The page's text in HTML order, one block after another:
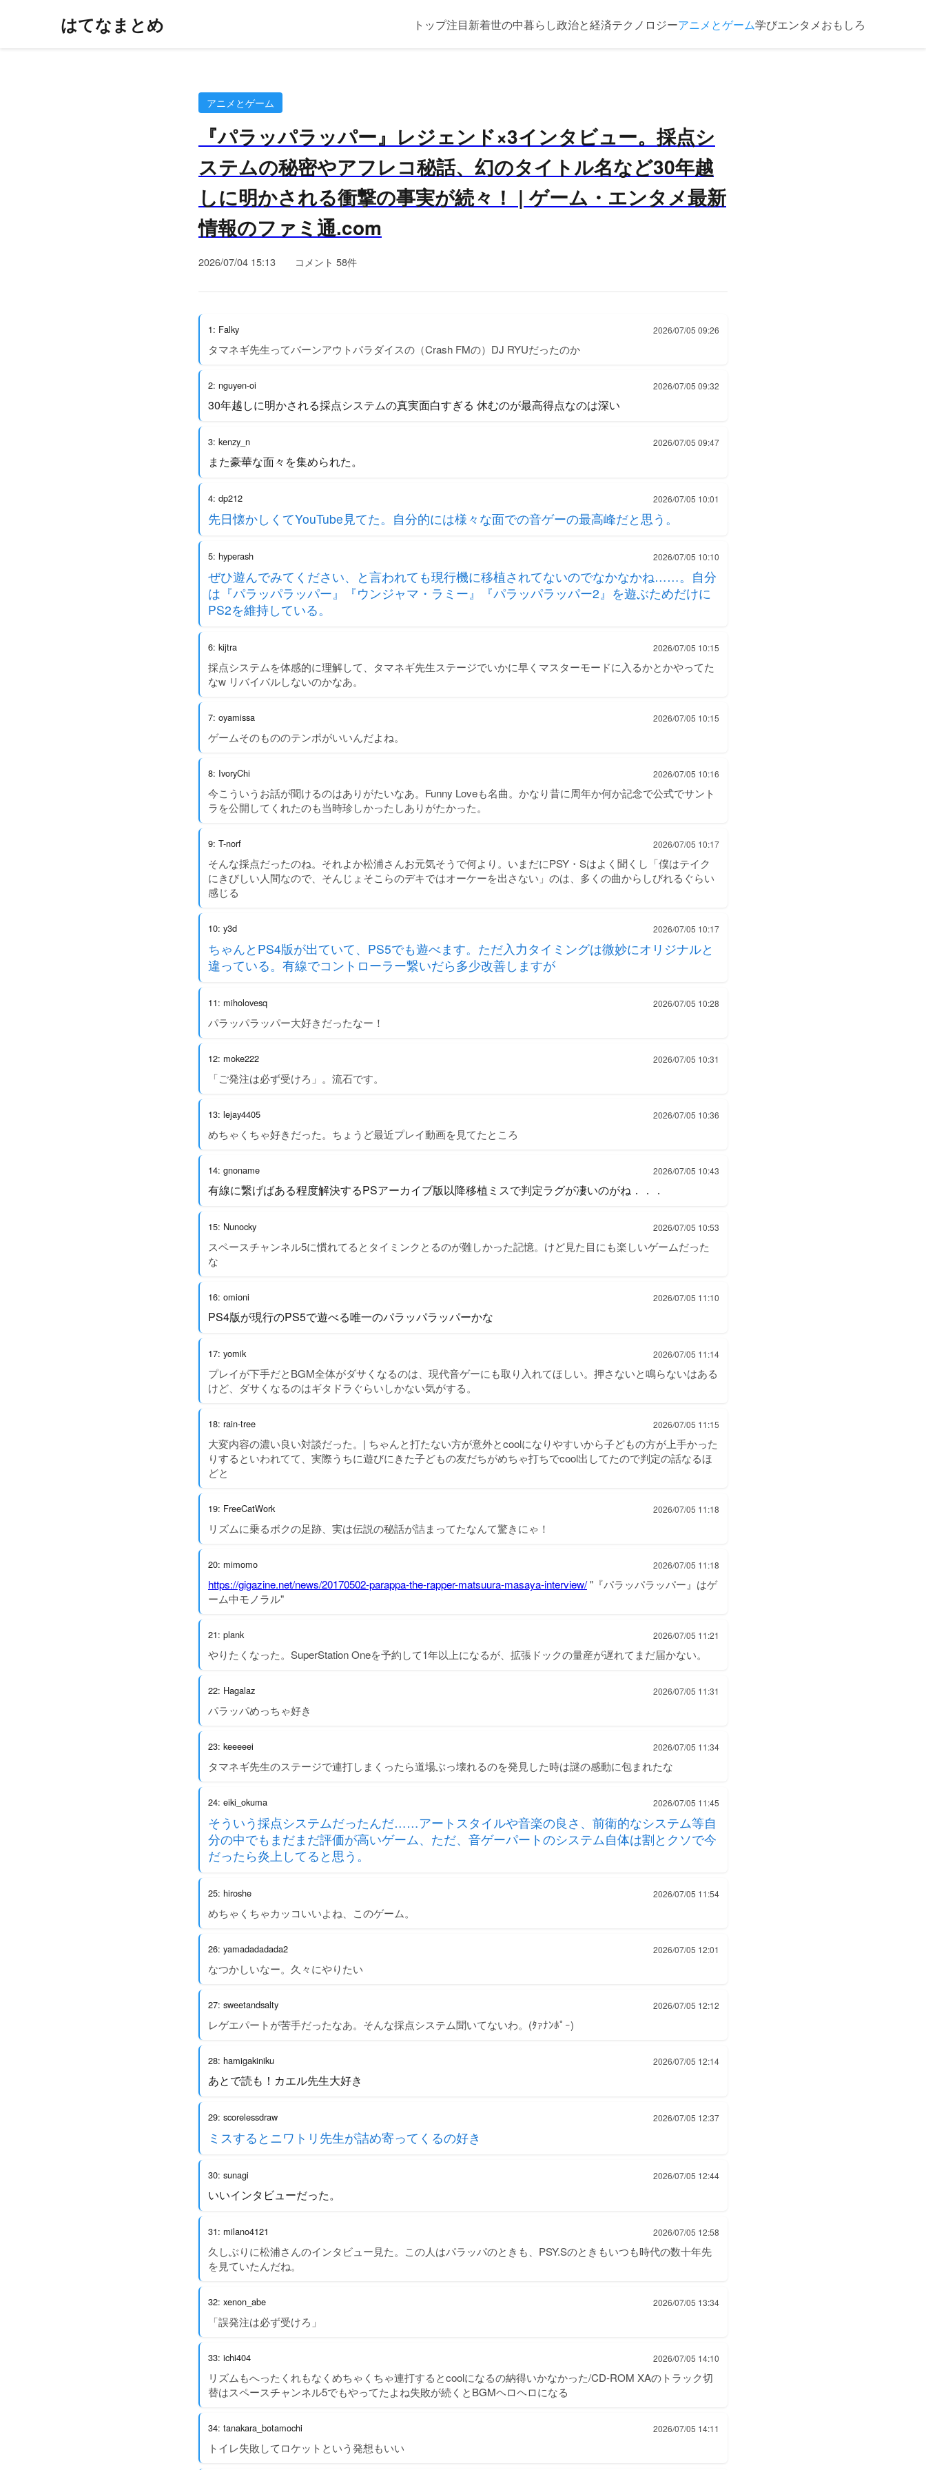
はてなまとめ トップ注目新着世の中暮らし政治と経済テクノロジーアニメとゲーム学びエンタメおもしろ
アニメとゲーム
『パラッパラッパー』レジェンド×3インタビュー。採点シ
ステムの秘密やアフレコ秘話、幻のタイトル名など30年越
しに明かされる衝撃の事実が続々！ | ゲーム・エンタメ最新
情報のファミ通.com
2026/07/04 15:13 コメント 58件
1: Falky 2026/07/05 09:26
タマネギ先生ってバーンアウトパラダイスの（Crash FMの）DJ RYUだったのか
2: nguyen-oi 2026/07/05 09:32
30年越しに明かされる採点システムの真実面白すぎる 休むのが最高得点なのは深い
3: kenzy_n 2026/07/05 09:47
また豪華な面々を集められた。
4: dp212 2026/07/05 10:01
先日懐かしくてYouTube見てた。自分的には様々な面での音ゲーの最高峰だと思う。
5: hyperash 2026/07/05 10:10
ぜひ遊んでみてください、と言われても現行機に移植されてないのでなかなかね……。自分
は『パラッパラッパー』『ウンジャマ・ラミー』『パラッパラッパー2』を遊ぶためだけに
PS2を維持している。
6: kijtra 2026/07/05 10:15
採点システムを体感的に理解して、タマネギ先生ステージでいかに早くマスターモードに入るかとかやってた
なw リバイバルしないのかなあ。
7: oyamissa 2026/07/05 10:15
ゲームそのもののテンポがいいんだよね。
8: IvoryChi 2026/07/05 10:16
今こういうお話が聞けるのはありがたいなあ。Funny Loveも名曲。かなり昔に周年か何か記念で公式でサント
ラを公開してくれたのも当時珍しかったしありがたかった。
9: T-norf 2026/07/05 10:17
そんな採点だったのね。それよか松浦さんお元気そうで何より。いまだにPSY・Sはよく聞くし「僕はテイク
にきびしい人間なので、そんじょそこらのデキではオーケーを出さない」のは、多くの曲からしびれるぐらい
感じる
10: y3d 2026/07/05 10:17
ちゃんとPS4版が出ていて、PS5でも遊べます。ただ入力タイミングは微妙にオリジナルと
違っている。有線でコントローラー繋いだら多少改善しますが
11: miholovesq 2026/07/05 10:28
パラッパラッパー大好きだったなー！
12: moke222 2026/07/05 10:31
「ご発注は必ず受けろ」。流石です。
13: lejay4405 2026/07/05 10:36
めちゃくちゃ好きだった。ちょうど最近プレイ動画を見てたところ
14: gnoname 2026/07/05 10:43
有線に繋げばある程度解決するPSアーカイブ版以降移植ミスで判定ラグが凄いのがね．．．
15: Nunocky 2026/07/05 10:53
スペースチャンネル5に慣れてるとタイミンクとるのが難しかった記憶。けど見た目にも楽しいゲームだった
な
16: omioni 2026/07/05 11:10
PS4版が現行のPS5で遊べる唯一のパラッパラッパーかな
17: yomik 2026/07/05 11:14
プレイが下手だとBGM全体がダサくなるのは、現代音ゲーにも取り入れてほしい。押さないと鳴らないはある
けど、ダサくなるのはギタドラぐらいしかない気がする。
18: rain-tree 2026/07/05 11:15
大変内容の濃い良い対談だった。| ちゃんと打たない方が意外とcoolになりやすいから子どもの方が上手かった
りするといわれてて、実際うちに遊びにきた子どもの友だちがめちゃ打ちでcool出してたので判定の話なるほ
どと
19: FreeCatWork 2026/07/05 11:18
リズムに乗るボクの足跡、実は伝説の秘話が詰まってたなんて驚きにゃ！
20: mimomo 2026/07/05 11:18
https://gigazine.net/news/20170502-parappa-the-rapper-matsuura-masaya-interview/"『パラッパラッパー』はゲ
ーム中モノラル"
21: plank 2026/07/05 11:21
やりたくなった。SuperStation Oneを予約して1年以上になるが、拡張ドックの量産が遅れてまだ届かない。
22: Hagalaz 2026/07/05 11:31
パラッパめっちゃ好き
23: keeeeei 2026/07/05 11:34
タマネギ先生のステージで連打しまくったら道場ぶっ壊れるのを発見した時は謎の感動に包まれたな
24: eiki_okuma 2026/07/05 11:45
そういう採点システムだったんだ……アートスタイルや音楽の良さ、前衛的なシステム等自
分の中でもまだまだ評価が高いゲーム、ただ、音ゲーパートのシステム自体は割とクソで今
だったら炎上してると思う。
25: hiroshe 2026/07/05 11:54
めちゃくちゃカッコいいよね、このゲーム。
26: yamadadadada2 2026/07/05 12:01
なつかしいなー。久々にやりたい
27: sweetandsalty 2026/07/05 12:12
レゲエパートが苦手だったなあ。そんな採点システム聞いてないわ。(ﾀｧﾅﾝﾎﾟｰ)
28: hamigakiniku 2026/07/05 12:14
あとで読も！カエル先生大好き
29: scorelessdraw 2026/07/05 12:37
ミスするとニワトリ先生が詰め寄ってくるの好き
30: sunagi 2026/07/05 12:44
いいインタビューだった。
31: milano4121 2026/07/05 12:58
久しぶりに松浦さんのインタビュー見た。この人はパラッパのときも、PSY.Sのときもいつも時代の数十年先
を見ていたんだね。
32: xenon_abe 2026/07/05 13:34
「誤発注は必ず受けろ」
33: ichi404 2026/07/05 14:10
リズムもへったくれもなくめちゃくちゃ連打するとcoolになるの納得いかなかった/CD-ROM XAのトラック切
替はスペースチャンネル5でもやってたよね失敗が続くとBGMヘロヘロになる
34: tanakara_botamochi 2026/07/05 14:11
トイレ失敗してロケットという発想もいい